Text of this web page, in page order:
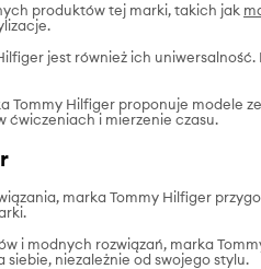
produktów tej marki, takich jak
jest również ich
Tommy Hilfiger proponuje modele
ćwiczeniach i mierzenie czasu.
marka Tommy Hilfiger
i modnych rozwiązań, marka
siebie, niezależnie od swojego stylu.